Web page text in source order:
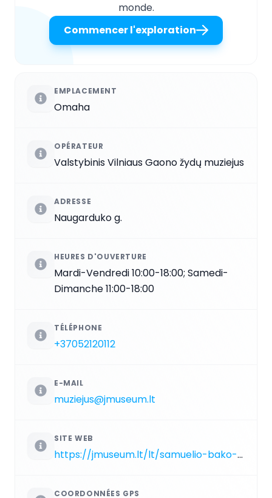
monde.
Commencer l'exploration
EMPLACEMENT
Omaha
OPÉRATEUR
Valstybinis Vilniaus Gaono žydų muziejus
ADRESSE
Naugarduko g.
HEURES D'OUVERTURE
Mardi-Vendredi 10:00-18:00; Samedi-
Dimanche 11:00-18:00
TÉLÉPHONE
+37052120112
E-MAIL
muziejus@jmuseum.lt
SITE WEB
https://jmuseum.lt/lt/samuelio-bako-muziejus-2
COORDONNÉES GPS